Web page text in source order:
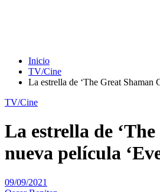
Inicio
TV/Cine
La estrella de ‘The Great
TV/Cine
La estrella de
nueva película
09/09/2021